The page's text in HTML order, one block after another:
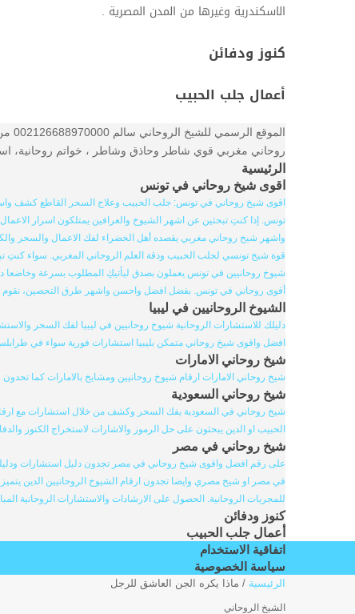
الاسكندرية وغيرها من المدن المصرية .
كنوز ودفائن
أعمال جلب الحبيب
روحاني مغربي قوي شاطر وحاذق وشاطر ، خواتم روحانية،
الرئيسية
اقوى شيخ روحاني في تونس
اقوى شيخ روحاني في تونس: جلب الحبيب وعلاج السحر القاطع كشف
تونس. إذا كنتِ تبحثين عن اشهر الشيوخ والعرافين يمتلكون اسرار
واشهر شيخ روحاني مغربي يقصده أهل الخضراء لفك الاعمال والسحر
قوة شيخ تونسي لجلب الحبيب ودقة العلم الروحاني المغربي. سواء
شيوخ روحانيين في تونس يعملون بصدق ليأتيكِ المطلوب بسرعة وخاضعا
أقوى روحاني في تونس. بفضل افضل واحسن واشهر طرق التحصين،
الشيوخ الروحانيين في ليبيا
دليلك للاستشارات الروحانية شيوخ روحانيين في ليبيا لفك السحر
افضل واقوى شيخ روحاني متمكن بليبيا استشارات فورية سواء في طرابلس
شيخ روحاني الامارات
شيخ روحاني الامارات ارقام شيوخ روحانيين ومشايخ بالامارات كما
شيخ روحاني السعودية
شيخ روحاني في السعودية يفك السحر وكشف من خلال استشارات مع
الحبيب او الدين يبحثون على حل الرموز والاشارات لاستخراج الكنوز
شيخ روحاني في مصر
على رقم افضل واقوى شيخ روحاني في مصر تجدون دليل استشارات ودليلك
في مصر او شيخ مصري وايضا تجدون ارقام الشيوخ الروحانيين الدين
للمجربات الروحانية. الحصول على الارشادات والاستشارات الروحانية
كنوز ودفائن
أعمال جلب الحبيب
اتفاقية الاستخدام
سياسة الخصوصية
الرئيسية / ماذا يكره الجن العاشق للرجل
الشيخ الروحاني